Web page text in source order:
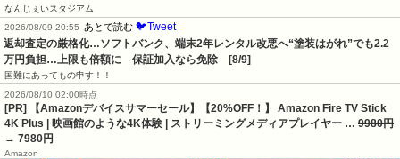
なんじぇいスタジアム
2026/08/09 20:55
あとで読む 🐦Tweet
返却査定の厳格化…ソフトバンク、端末2年レンタル改悪へ“塗装はがれ”でも2.2
万円負担…上限も倍額に　保証加入なら免除　[8/9]
国難にあってもの申す！！
2026/08/10 02:00時点
[PR] 【Amazonデバイスサマーセール】【20%OFF！】 Amazon Fire TV Stick
4K Plus | 映画館のような4K体験 | ストリーミングメディアプレイヤー … 9980円
→ 7980円
Amazon